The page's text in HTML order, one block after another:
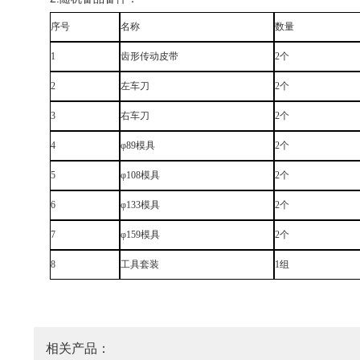
序号 名称 数量
1 齿形传动皮带 2个
2 左车刀 2个
3 右车刀 2个
4 φ89模具 2个
5 φ108模具 2个
6 φ133模具 2个
7 φ159模具 2个
8 工具套装 1组
相关产品：